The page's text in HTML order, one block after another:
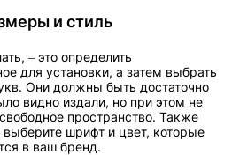
и стиль
– это определить
для установки, а затем выбрать
Они должны быть достаточно
видно издали, но при этом не
пространство. Также
выберите шрифт и цвет, которые
в ваш бренд.